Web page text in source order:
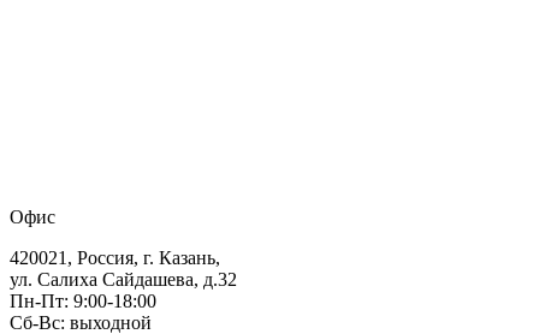
Офис
420021, Россия, г. Казань,
ул. Салиха Сайдашева, д.32
Пн-Пт: 9:00-18:00
Сб-Вс: выходной